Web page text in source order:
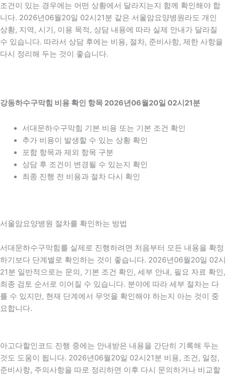
조건이 있는 경우에는 어떤 상황에서 달라지는지 함께 확인해야 합
니다. 2026년06월20일 02시21분 같은 서울암요양병원라도 개인
상황, 지역, 시기, 이용 목적, 상담 내용에 따라 실제 안내가 달라질
수 있습니다. 따라서 상담 후에는 비용, 절차, 준비사항, 제한 사항을
다시 정리해 두는 것이 좋습니다.
강동하수구막힘 비용 확인 항목 2026년06월20일 02시21분
서대문하수구막힘 기본 비용 또는 기본 조건 확인
추가 비용이 발생할 수 있는 상황 확인
포함 항목과 제외 항목 구분
상담 후 조건이 변경될 수 있는지 확인
최종 진행 전 비용과 절차 다시 확인
서울암요양병원 절차를 확인하는 방법
서대문하수구막힘를 실제로 진행하려면 처음부터 모든 내용을 확정
하기보다 단계별로 확인하는 것이 좋습니다. 2026년06월20일 02시
21분 일반적으로는 문의, 기본 조건 확인, 세부 안내, 필요 자료 확인,
최종 검토 순서로 이어질 수 있습니다. 분야에 따라 세부 절차는 다
를 수 있지만, 현재 단계에서 무엇을 확인해야 하는지 아는 것이 중
요합니다.
아고다할인코드 진행 중에는 안내받은 내용을 간단히 기록해 두는
것도 도움이 됩니다. 2026년06월20일 02시21분 비용, 조건, 일정,
준비사항, 주의사항을 따로 정리하면 이후 다시 문의하거나 비교할